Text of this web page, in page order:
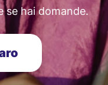
se hai domande.